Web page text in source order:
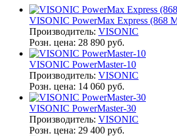
VISONIC PowerMax Express (868
Производитель: VISONIC
Розн. цена: 28 890 руб.
VISONIC PowerMaster-10
Производитель: VISONIC
Розн. цена: 14 060 руб.
VISONIC PowerMaster-30
Производитель: VISONIC
Розн. цена: 29 400 руб.